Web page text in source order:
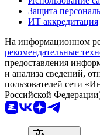
Защита
ИТ аккредитация
На информационном
рекомендательные
предоставления
и анализа сведений,
пользователей сети
Российской